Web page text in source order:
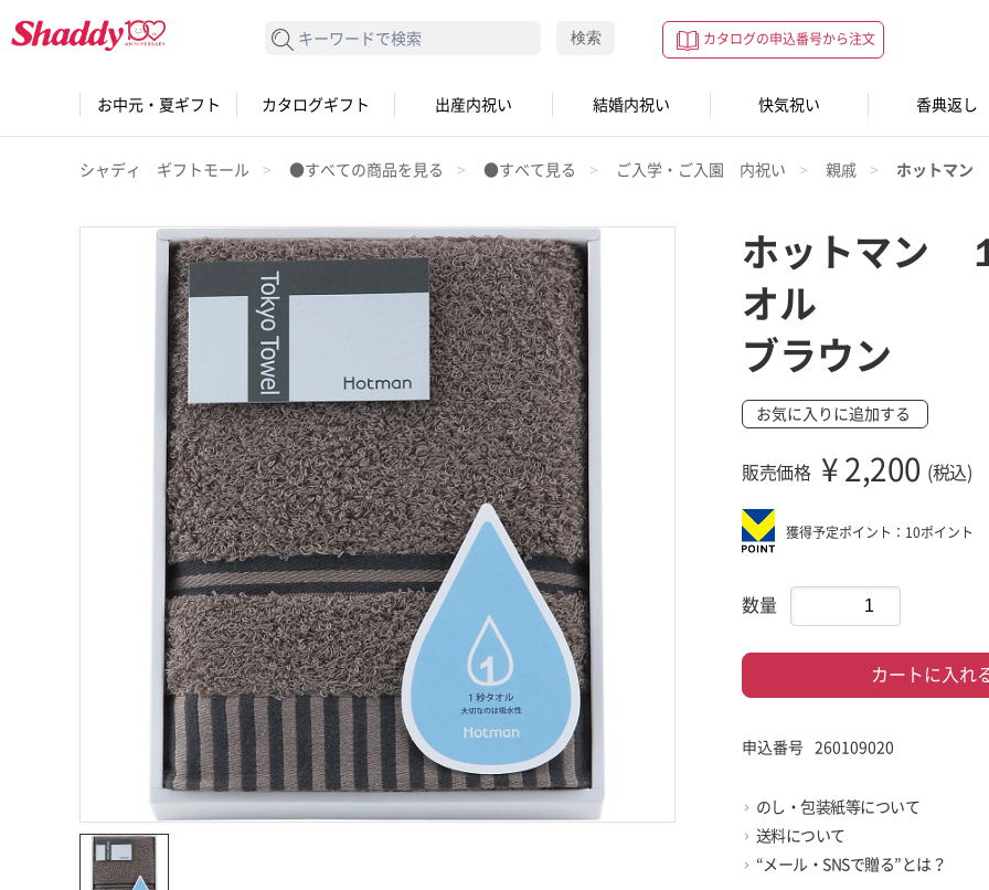
カタログの申込番号から注文
検索する 検索
お中元・夏ギフト カタログギフト 出産内祝い 結婚内祝い 快気祝い 香典返し
シャディ ギフトモール ●すべての商品を見る ●すべて見る ご入学・ご入園 内祝い 親戚 ホットマン
ホットマン
オル
ブラウン
お気に入りに追加する
販売価格 ¥ 2,200 (税込)
獲得予定ポイント：10ポイント
数量
カートに入れ
申込番号 260109020
のし・包装紙等について
送料について
“メール・SNSで贈る”とは？